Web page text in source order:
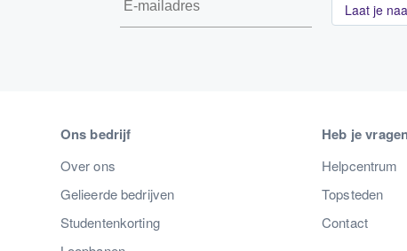
Laat je
Ons bedrijf
Over ons
Gelieerde bedrijven
Studentenkorting
Heb je
Helpcentrum
Topsteden
Contact